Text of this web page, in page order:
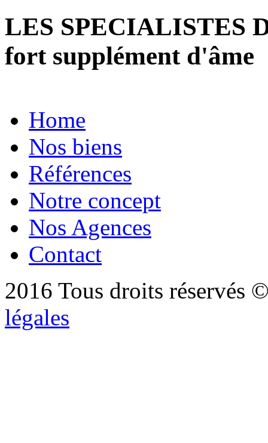
LES SPECIALISTES
fort supplément d'âme
Home
Nos biens
Références
Notre concept
Nos Agences
Contact
2016 Tous droits réservés
légales